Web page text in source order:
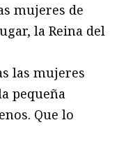
mujeres de
la Reina del
las mujeres
pequeña
Que lo